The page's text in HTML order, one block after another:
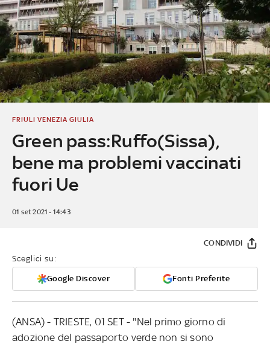
Green pass:Ruffo(Sissa),
bene ma problemi vaccinati
fuori Ue
FRIULI VENEZIA GIULIA
01 set 2021 - 14:43
Sceglici su:
Google Discover Fonti Preferite
CONDIVIDI
(ANSA) - TRIESTE, 01 SET - "Nel primo giorno di
adozione del passaporto verde non si sono